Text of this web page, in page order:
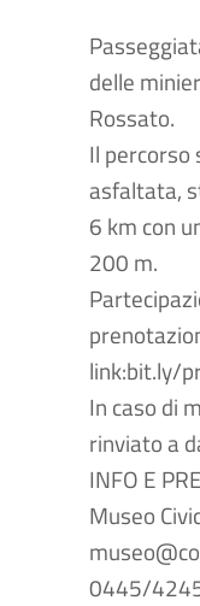
delle
Rossato.
Il percorso
asfaltata,
6 km con
200 m.
link:bit.ly/
In caso di
rinviato a
INFO E
Museo
0445/